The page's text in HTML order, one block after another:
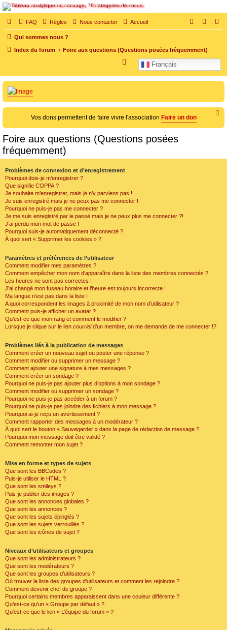
SOS cocu
SOS cocu est une association loi 1901 dont l'objet est le soutien aux victimes d'adultère.
Pouvoir parler, se confier, recevoir un soutien moral pour traverser une situation
FAQ Règles Nous contacter Accueil
Qui sommes nous ?
Index du forum Foire aux questions (Questions posées fréquemment)
Français
e
Vos dons permettent de faire vivre l'association Faire un don
Foire aux questions (Questions posées
fréquemment)
Problèmes de connexion et d’enregistrement
Pourquoi dois-je m’enregistrer ?
Que signifie COPPA ?
Je souhaite m’enregistrer, mais je n’y parviens pas !
Je suis enregistré mais je ne peux pas me connecter !
Pourquoi ne puis-je pas me connecter ?
Je me suis enregistré par le passé mais je ne peux plus me connecter ?!
J’ai perdu mon mot de passe !
Pourquoi suis-je automatiquement déconnecté ?
À quoi sert « Supprimer les cookies » ?
Paramètres et préférences de l’utilisateur
Comment modifier mes paramètres ?
Comment empêcher mon nom d’apparaître dans la liste des membres connectés ?
Les heures ne sont pas correctes !
J’ai changé mon fuseau horaire et l’heure est toujours incorrecte !
Ma langue n’est pas dans la liste !
A quoi correspondent les images à proximité de mon nom d’utilisateur ?
Comment puis-je afficher un avatar ?
Qu’est-ce que mon rang et comment le modifier ?
Lorsque je clique sur le lien courrield’un membre, on me demande de me connecter !?
Problèmes liés à la publication de messages
Comment créer un nouveau sujet ou poster une réponse ?
Comment modifier ou supprimer un message ?
Comment ajouter une signature à mes messages ?
Comment créer un sondage ?
Pourquoi ne puis-je pas ajouter plus d’options à mon sondage ?
Comment modifier ou supprimer un sondage ?
Pourquoi ne puis-je pas accéder à un forum ?
Pourquoi ne puis-je pas joindre des fichiers à mon message ?
Pourquoi ai-je reçu un avertissement ?
Comment rapporter des messages à un modérateur ?
À quoi sert le bouton « Sauvegarder » dans la page de rédaction de message ?
Pourquoi mon message doit être validé ?
Comment remonter mon sujet ?
Mise en forme et types de sujets
Que sont les BBCodes ?
Puis-je utiliser le HTML ?
Que sont les smileys ?
Puis-je publier des images ?
Que sont les annonces globales ?
Que sont les annonces ?
Que sont les sujets épinglés ?
Que sont les sujets verrouillés ?
Que sont les icônes de sujet ?
Niveaux d’utilisateurs et groupes
Que sont les administrateurs ?
Que sont les modérateurs ?
Que sont les groupes d’utilisateurs ?
Où trouver la liste des groupes d’utilisateurs et comment les rejoindre ?
Comment devenir chef de groupe ?
Pourquoi certains membres apparaissent dans une couleur différente ?
Qu’est-ce qu’un « Groupe par défaut » ?
Qu’est-ce que le lien « L’équipe du forum » ?